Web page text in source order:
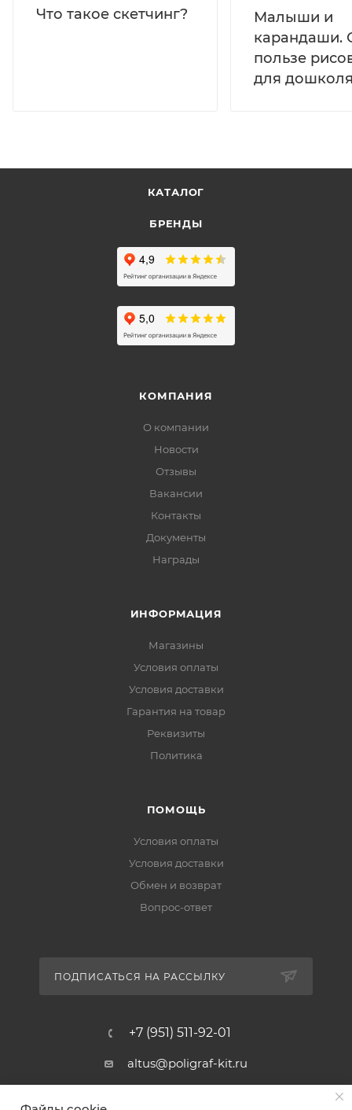
Что такое скетчинг?
Малыши и
карандаши.
пользе
для
КАТАЛОГ
БРЕНДЫ
КОМПАНИЯ
О компании
Новости
Отзывы
Вакансии
Контакты
Документы
Награды
ИНФОРМАЦИЯ
Магазины
Условия оплаты
Условия доставки
Гарантия на товар
Реквизиты
Политика
ПОМОЩЬ
Условия оплаты
Условия доставки
Обмен и возврат
Вопрос-ответ
ПОДПИСАТЬСЯ НА РАССЫЛКУ
+7 (951) 511-92-01
altus@poligraf-kit.ru